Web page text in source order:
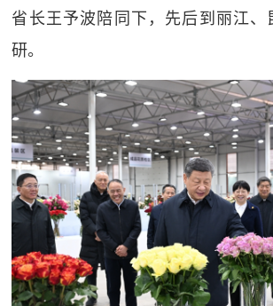
省长王予波陪同下，先后到丽江、
研。